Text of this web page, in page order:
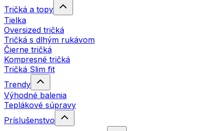
Tričká a topy
Tielka
Oversized tričká
Tričká s dlhým rukávom
Čierne tričká
Kompresné tričká
Tričká Slim fit
Trendy
Výhodné balenia
Teplákové súpravy
Príslušenstvo